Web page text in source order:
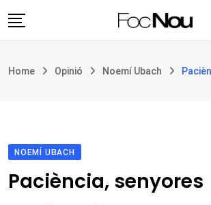
to
Filosofia i teologia
Opinió
Botiga
Home Opinió Noemí Ubach
NOEMÍ UBACH
Paciència, senyores